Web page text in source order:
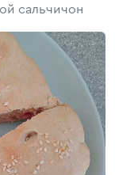
сальчичон